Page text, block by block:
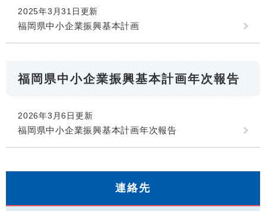
2025年3月31日更新
福岡県中小企業振興基本計画
福岡県中小企業振興基本計画年次報告
2026年3月6日更新
福岡県中小企業振興基本計画年次報告
連絡先